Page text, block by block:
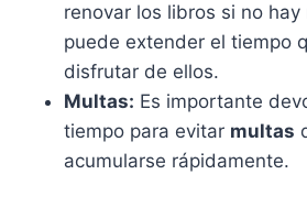
renovar los libros si no hay
puede extender el tiempo
disfrutar de ellos.
Multas: Es importante
tiempo para evitar multas
acumularse rápidamente.